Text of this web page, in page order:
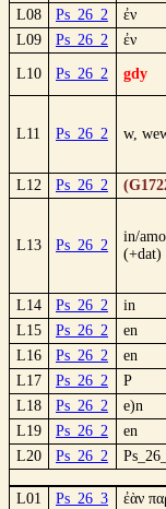
L08
Ps_26_2 ἐν
L09
Ps_26_2 ἐν
L10 Ps_26_2 gdy
L11 Ps_26_2 w,
L12 Ps_26_2
L13 Ps_26_2
in/
(+dat)
L14 Ps_26_2 in
L15
Ps_26_2 en
L16
Ps_26_2 en
L17
Ps_26_2 P
L18
Ps_26_2 e)n
L19
Ps_26_2 en
L20
Ps_26_2
L01 Ps_26_3 ἐὰν